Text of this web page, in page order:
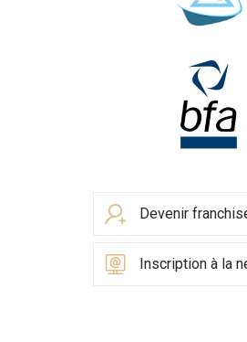
Devenir
Inscription à la